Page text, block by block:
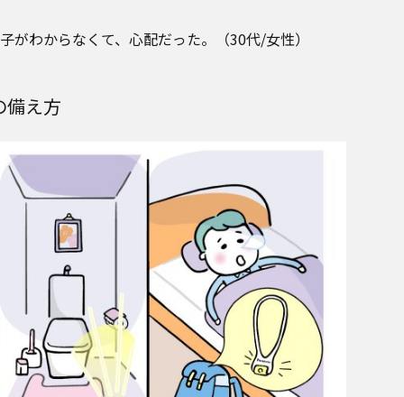
がわからなくて、心配だった。（30代/女性）
備え方